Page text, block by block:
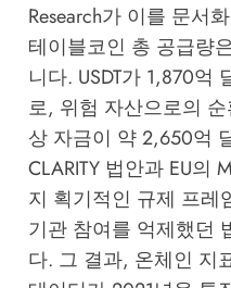
Research가 이를 문서
테이블코인 총 공급량
니다. USDT가 1,870억
로, 위험 자산으로의
상 자금이 약 2,650억
CLARITY 법안과 EU의
지 획기적인 규제 프레
기관 참여를 억제했던
다. 그 결과, 온체인 지